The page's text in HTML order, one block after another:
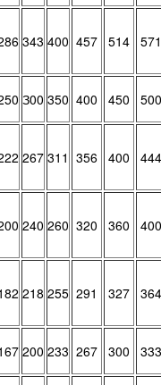
343 400 457 514 571
З00 350 400 450 500
267 311 356 400 444
240 260 320 360 400
218 255 291 327 364
200 233 267 300 333